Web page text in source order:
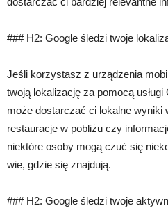
### H2: Google śledzi twoje
Jeśli korzystasz z urządzenia
twoją lokalizację za pomocą
może dostarczać ci lokalne wyniki
restauracje w pobliżu czy
niektóre osoby mogą czuć się
wie, gdzie się znajdują.
### H2: Google śledzi twoje